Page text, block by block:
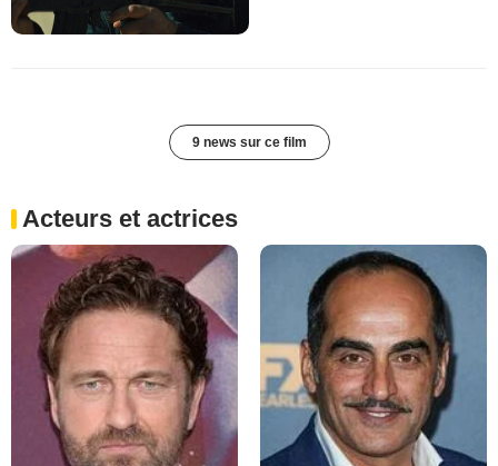
9 news sur ce film
Acteurs et actrices